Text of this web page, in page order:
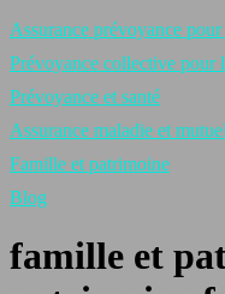
Assurance prévoyance
Prévoyance collective pour
Prévoyance et santé
Assurance maladie et
Famille et patrimoine
Blog
famille et